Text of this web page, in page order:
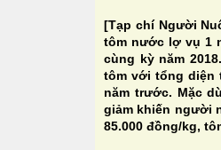
[Tạp chí Người
tôm nước lợ vụ 1
cùng kỳ năm
tôm với tổng diện
năm trước. Mặc
giảm khiến người
85.000 đồng/kg,